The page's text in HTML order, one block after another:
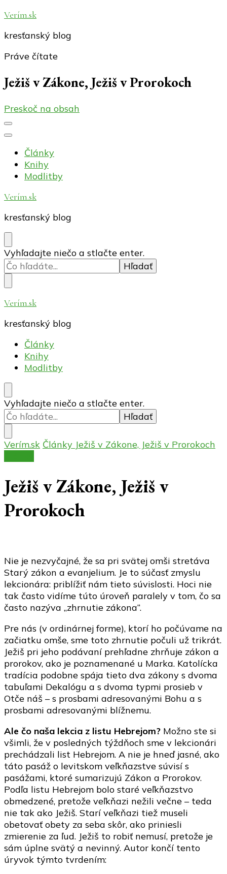
Verím.sk
kresťanský blog
Práve čítate
Ježiš v Zákone, Ježiš v Prorokoch
Preskoč na obsah
Články
Knihy
Modlitby
Verím.sk
kresťanský blog
Hľadáte
niečo?
Vyhľadajte niečo a stlačte enter.
Verím.sk
kresťanský blog
Články
Knihy
Modlitby
Hľadáte
niečo?
Vyhľadajte niečo a stlačte enter.
Verím.sk Články Ježiš v Zákone, Ježiš v Prorokoch
Ježiš v Zákone, Ježiš v
Prorokoch
Nie je nezvyčajné, že sa pri svätej omši stretáva
Starý zákon a evanjelium. Je to súčasť zmyslu
lekcionára: priblížiť nám tieto súvislosti. Hoci nie
tak často vidíme túto úroveň paralely v tom, čo sa
často nazýva „zhrnutie zákona“.
Pre nás (v ordinárnej forme), ktorí ho počúvame na
začiatku omše, sme toto zhrnutie počuli už trikrát.
Ježiš pri jeho podávaní prehľadne zhrňuje zákon a
prorokov, ako je poznamenané u Marka. Katolícka
tradícia podobne spája tieto dva zákony s dvoma
tabuľami Dekalógu a s dvoma typmi prosieb v
Otče náš – s prosbami adresovanými Bohu a s
prosbami adresovanými blížnemu.
Ale čo naša lekcia z listu Hebrejom? Možno ste si
všimli, že v posledných týždňoch sme v lekcionári
prechádzali list Hebrejom. A nie je hneď jasné, ako
táto pasáž o levitskom veľkňazstve súvisí s
pasážami, ktoré sumarizujú Zákon a Prorokov.
Podľa listu Hebrejom bolo staré veľkňazstvo
obmedzené, pretože veľkňazi nežili večne – teda
nie tak ako Ježiš. Starí veľkňazi tiež museli
obetovať obety za seba skôr, ako priniesli
zmierenie za ľud. Ježiš to robiť nemusí, pretože je
sám úplne svätý a nevinný. Autor končí tento
úryvok týmto tvrdením: